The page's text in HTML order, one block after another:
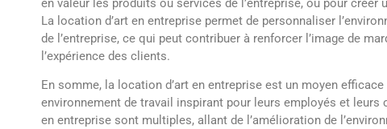
en valeur les produits ou services de l’entreprise, ou pour
La location d’art en entreprise permet de personnaliser
de l’entreprise, ce qui peut contribuer à renforcer l’image de
l’expérience des clients.
En somme, la location d’art en entreprise est un moyen
environnement de travail inspirant pour leurs employés et leurs
en entreprise sont multiples, allant de l’amélioration de